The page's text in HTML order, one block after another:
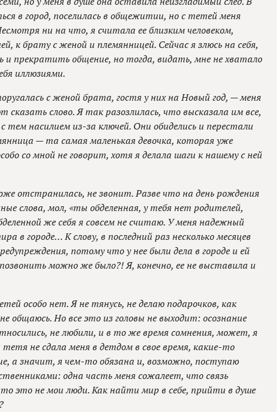
в город, поселилась в общежитии, но с тетей меня
ни на что, я считала ее близким человеком,
к брату с женой и племянницей. Сейчас я злюсь на себя,
и прекратить общение, но тогда, видать, мне не хватало
иллюзиями.
с женой брата, гостя у них на Новый год, — меня
сказать слово. Я так разозлилась, что высказала им все,
тем насилием из-за ключей. Они обиделись и перестали
— та самая маленькая девочка, которая уже
со мной не говорит, хотя я делала шаги к нашему с ней
отстранилась, не звонит. Разве что на день рождения
слова, мол, «ты обделенная, у тебя нет родителей,
же себя я совсем не считаю. У меня надежный
в городе… К слову, в последний раз несколько месяцев
потому что у нее были дела в городе и ей
можно же было?! Я, конечно, ее не выставила и
особо нет. Я не тянусь, не делаю подарочков, как
общаюсь. Но все это из головы не выходит: осознание
не любили, и в то же время сомнения, может, я
не сдала меня в детдом в свое время, какие-то
а значит, я чем-то обязана и, возможно, поступаю
одна часть меня сожалеет, что связь
это не мои люди. Как найти мир в себе, прийти в душе
?